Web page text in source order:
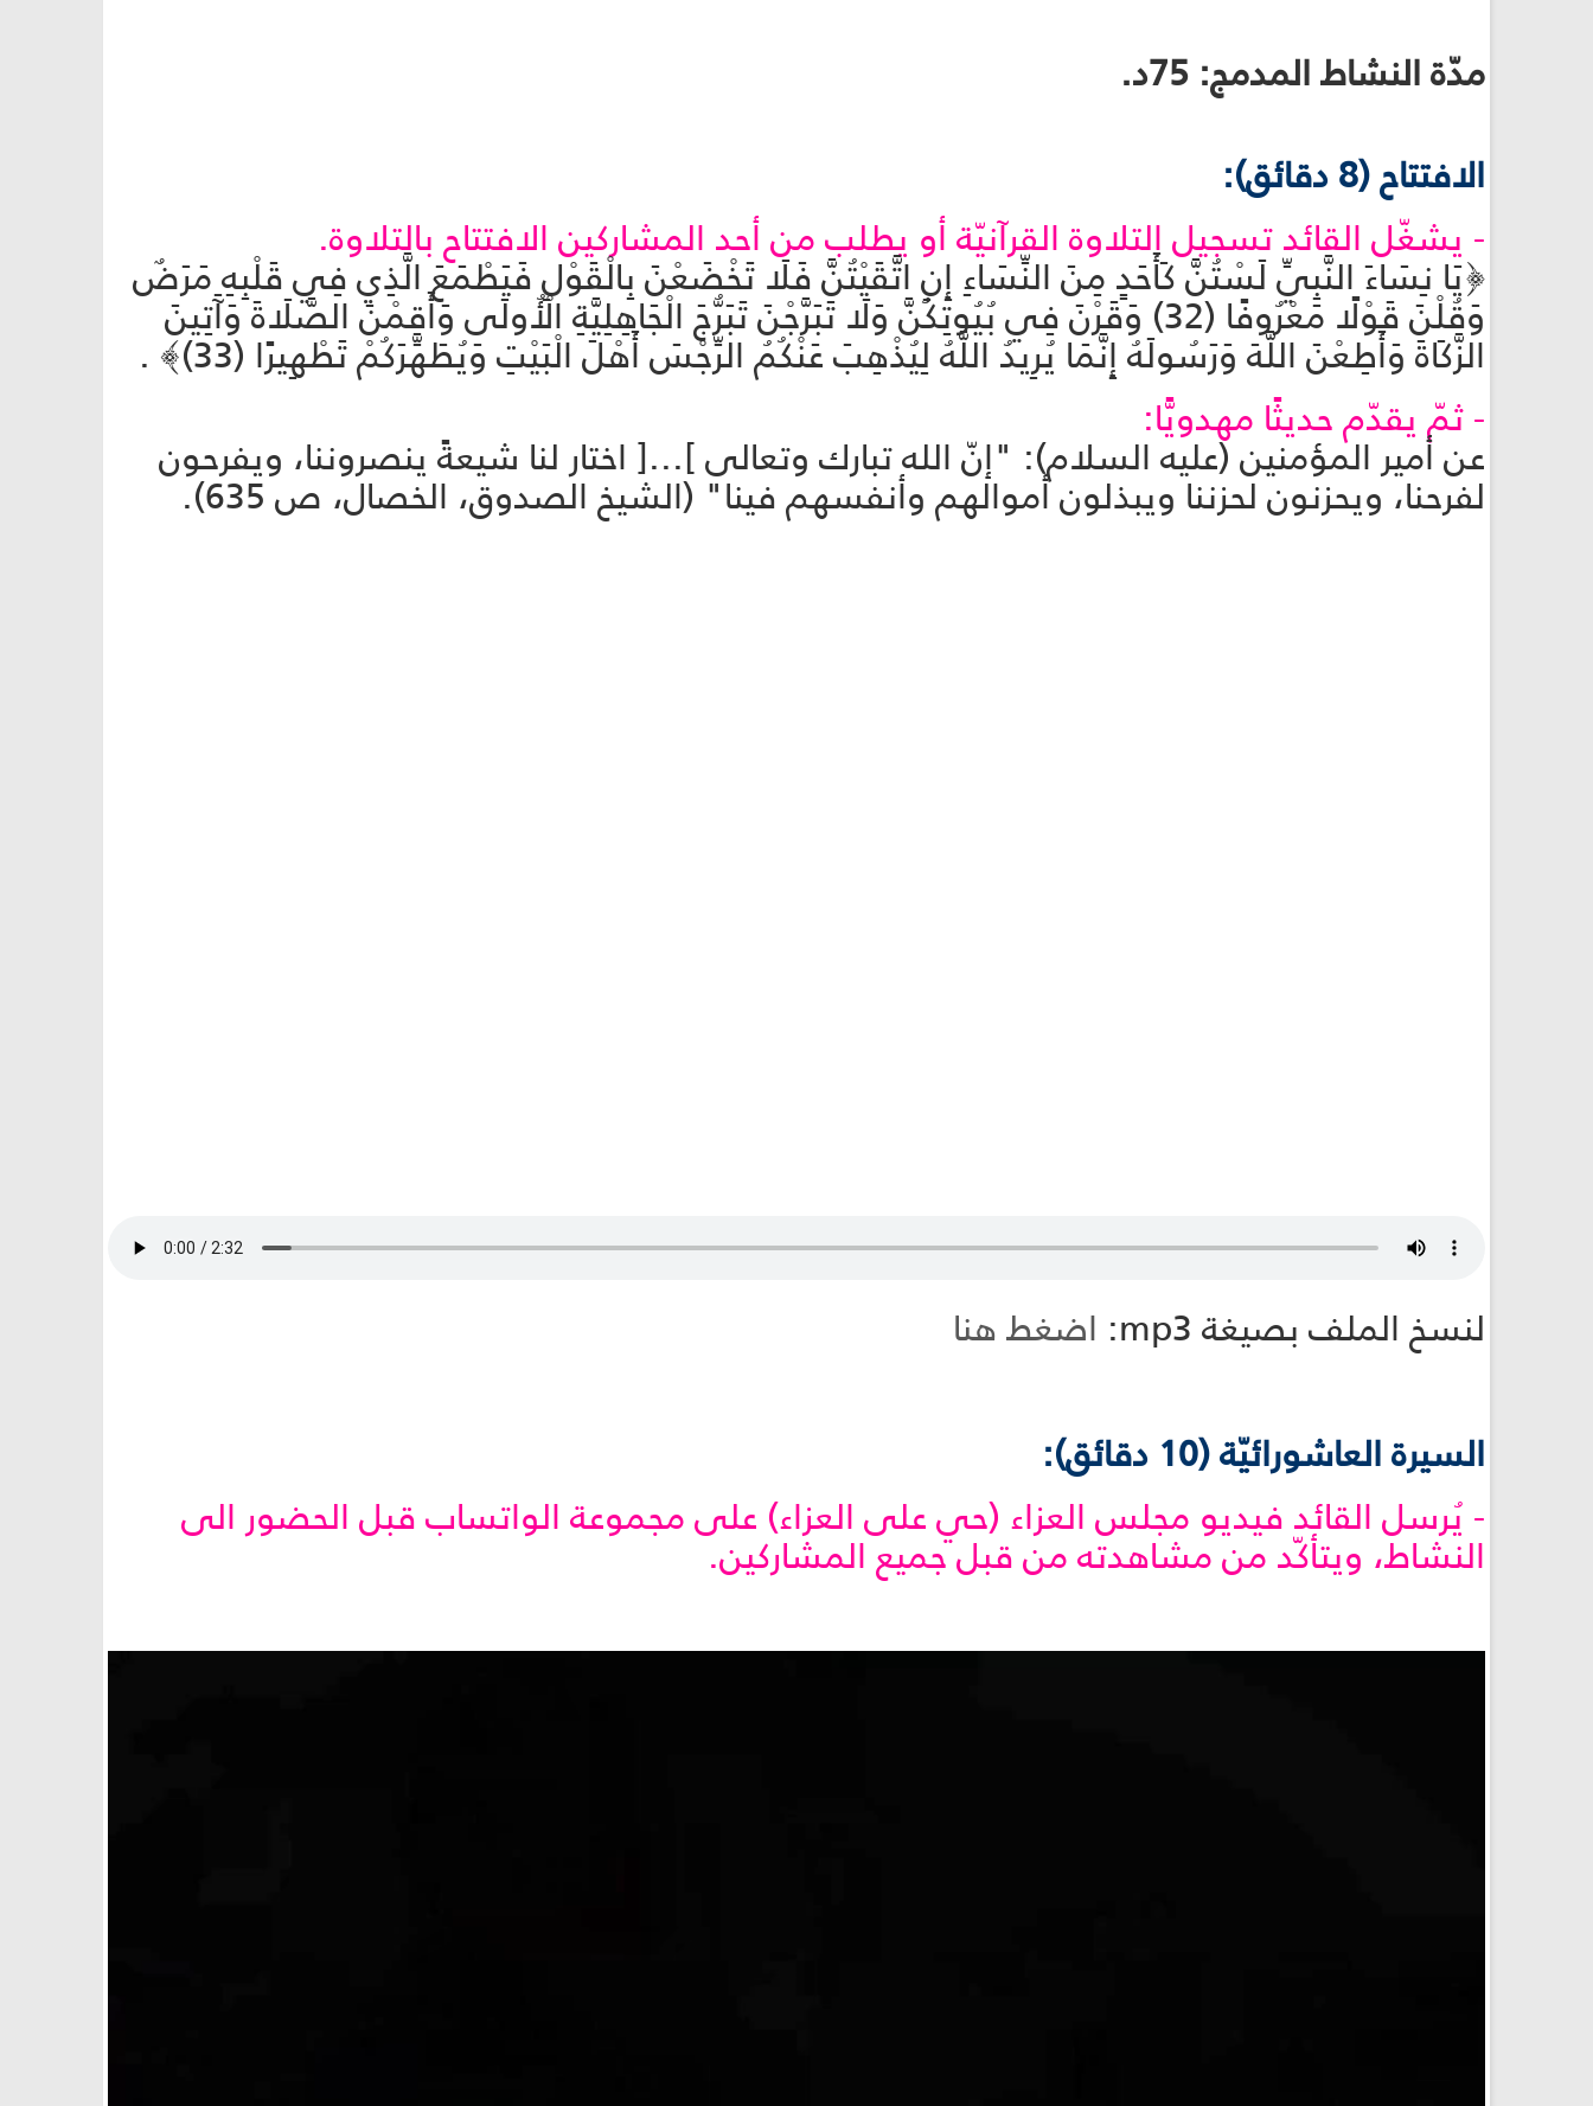
مدّة النشاط المدمج: 75د.
الافتتاح (8 دقائق):
- يشغّل القائد تسجيل التلاوة القرآنيّة أو يطلب من أحد المشاركين الافتتاح بالتلاوة.
﴿يَا نِسَاءَ النَّبِيِّ لَسْتُنَّ كَأَحَدٍ مِنَ النِّسَاءِ إِنِ اتَّقَيْتُنَّ فَلَا تَخْضَعْنَ بِالْقَوْلِ فَيَطْمَعَ الَّذِي فِي قَلْبِهِ مَرَضٌ
وَقُلْنَ قَوْلًا مَعْرُوفًا (32) وَقَرْنَ فِي بُيُوتِكُنَّ وَلَا تَبَرَّجْنَ تَبَرُّجَ الْجَاهِلِيَّةِ الْأُولَى وَأَقِمْنَ الصَّلَاةَ وَآَتِينَ
الزَّكَاةَ وَأَطِعْنَ اللَّهَ وَرَسُولَهُ إِنَّمَا يُرِيدُ اللَّهُ لِيُذْهِبَ عَنْكُمُ الرِّجْسَ أَهْلَ الْبَيْتِ وَيُطَهِّرَكُمْ تَطْهِيرًا (33)﴾ .
- ثمّ يقدّم حديثًا مهدويًّا:
عن أمير المؤمنين (عليه السلام): "إنّ الله تبارك وتعالى ]...[ اختار لنا شيعةً ينصروننا، ويفرحون
لفرحنا، ويحزنون لحزننا ويبذلون أموالهم وأنفسهم فينا" (الشيخ الصدوق، الخصال، ص 635).
لنسخ الملف بصيغة mp3: اضغط هنا
السيرة العاشورائيّة (10 دقائق):
- يُرسل القائد فيديو مجلس العزاء (حي على العزاء) على مجموعة الواتساب قبل الحضور الى
النشاط، ويتأكّد من مشاهدته من قبل جميع المشاركين.